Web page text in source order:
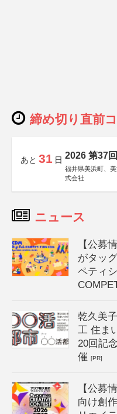
締め切り直前
あと 31 日 2026 第37
福井県美浜町、
式会社
ニュース
【公募
がタッ
ペティ
乾久美
工 住ま
20回記
催[PR]
【公募
向け創